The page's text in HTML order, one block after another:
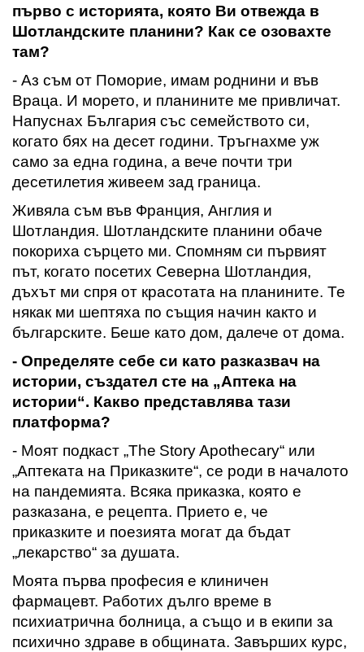
първо с историята, която Ви отвежда в
Шотландските планини? Как се озовахте
там?
- Аз съм от Поморие, имам роднини и във
Враца. И морето, и планините ме привличат.
Напуснах България със семейството си,
когато бях на десет години. Тръгнахме уж
само за една година, а вече почти три
десетилетия живеем зад граница.
Живяла съм във Франция, Англия и
Шотландия. Шотландските планини обаче
покориха сърцето ми. Спомням си първият
път, когато посетих Северна Шотландия,
дъхът ми спря от красотата на планините. Те
някак ми шептяха по същия начин както и
българските. Беше като дом, далече от дома.
- Определяте себе си като разказвач на
истории, създател сте на „Аптека на
истории“. Какво представлява тази
платформа?
- Моят подкаст „The StoryApothecary“ или
„Аптеката на Приказките“, се роди в началото
на пандемията. Всяка приказка, която е
разказана, е рецепта. Прието е, че
приказките и поезията могат да бъдат
„лекарство“ за душата.
Моята първа професия е клиничен
фармацевт. Работих дълго време в
психиатрична болница, а също и в екипи за
психично здраве в общината. Завърших курс,